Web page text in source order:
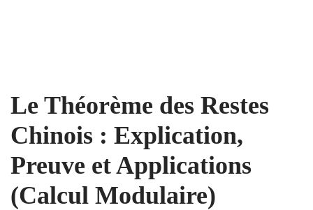
Le Théorème des Restes
Chinois : Explication,
Preuve et Applications
(Calcul Modulaire)